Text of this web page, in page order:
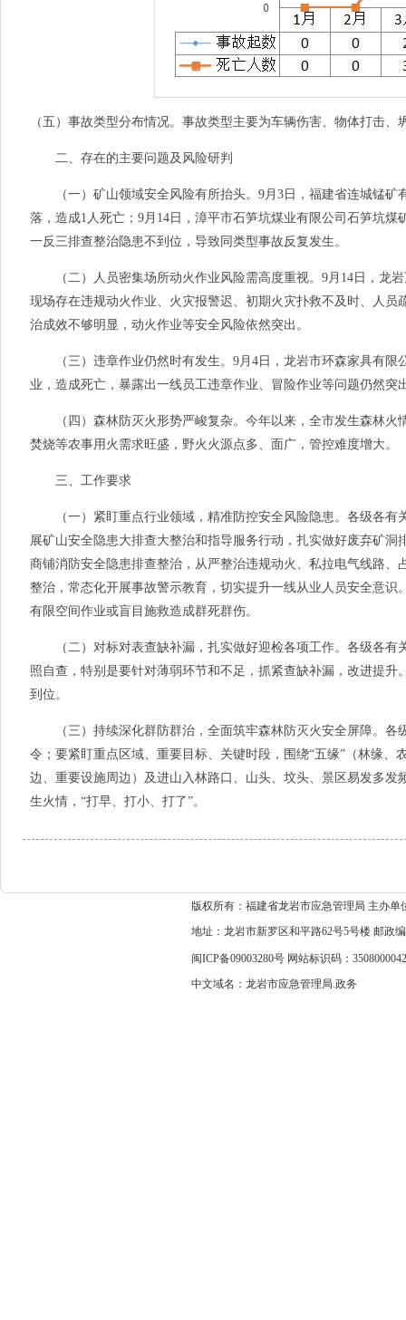
（五）事故类型分布情况。事故类型主要为车辆伤害、物体打击
二、存在的主要问题及风险研判
（一）矿山领域安全风险有所抬头。9月3日，福建省连城锰矿
落，造成1人死亡；9月14日，漳平市石笋坑煤业有限公司石笋坑
一反三排查整治隐患不到位，导致同类型事故反复发生。
（二）人员密集场所动火作业风险需高度重视。9月14日，龙岩
现场存在违规动火作业、火灾报警迟、初期火灾扑救不及时、人
治成效不够明显，动火作业等安全风险依然突出。
（三）违章作业仍然时有发生。9月4日，龙岩市环森家具有限
业，造成死亡，暴露出一线员工违章作业、冒险作业等问题仍然突
（四）森林防灭火形势严峻复杂。今年以来，全市发生森林火
焚烧等农事用火需求旺盛，野火火源点多、面广，管控难度增大。
三、工作要求
（一）紧盯重点行业领域，精准防控安全风险隐患。各级各有
展矿山安全隐患大排查大整治和指导服务行动，扎实做好废弃矿
商铺消防安全隐患排查整治，从严整治违规动火、私拉电气线路
整治，常态化开展事故警示教育，切实提升一线从业人员安全意
有限空间作业或盲目施救造成群死群伤。
（二）对标对表查缺补漏，扎实做好迎检各项工作。各级各有
照自查，特别是要针对薄弱环节和不足，抓紧查缺补漏，改进提
到位。
（三）持续深化群防群治，全面筑牢森林防灭火安全屏障。各
令；要紧盯重点区域、重要目标、关键时段，围绕“五缘”（林缘
边、重要设施周边）及进山入林路口、山头、坟头、景区易发多
生火情，“打早、打小、打了”。